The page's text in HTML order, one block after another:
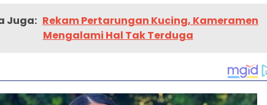
Juga: Rekam Pertarungan Kucing, Kameramen
Mengalami Hal Tak Terduga